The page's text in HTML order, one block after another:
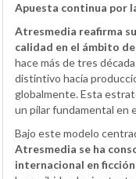
Apuesta continua por
Atresmedia reafirma
calidad en el ámbito
hace más de tres
distintivo hacia
globalmente. Esta
un pilar fundamental en
Bajo este modelo
Atresmedia se ha
internacional en